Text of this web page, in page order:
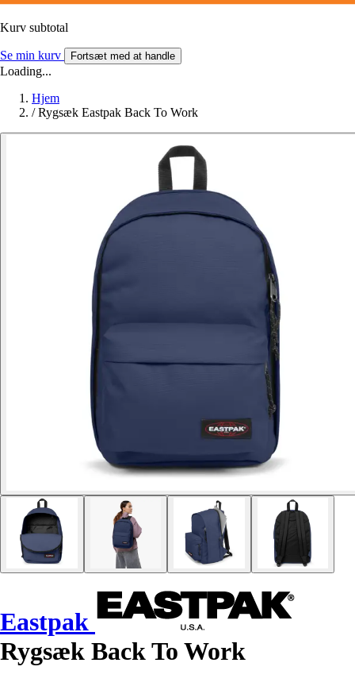
Kurv subtotal
Se min kurv Fortsæt med at handle
Loading...
Hjem
/ Rygsæk Eastpak Back To Work
Eastpak
Rygsæk Back To Work